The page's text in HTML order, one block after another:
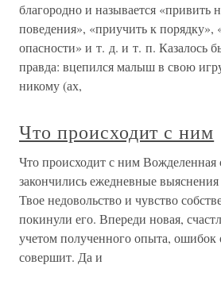
благородно и называется «привить
поведения», «приучить к порядку»,
опасности» и т. д. и т. п. Казалось
правда: вцепился малыш в свою
никому (ах,
Что происходит с ним
Что происходит с ним Вожделенная
закончились ежедневные
Твое недовольство и чувство
покинули его. Впереди новая,
учетом полученного опыта, ошибок
совершит. Да и